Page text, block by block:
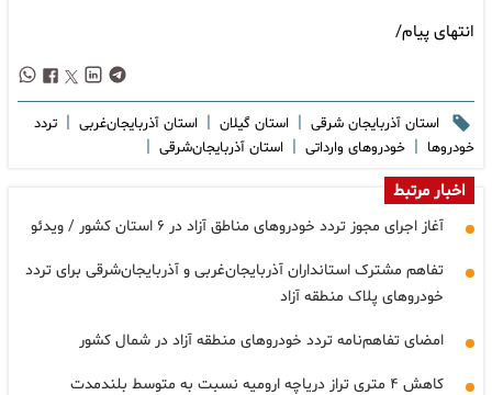
انتهای پیام/
استان آذربایجان شرقی | استان گیلان | استان آذربایجان‌غربی | تردد
خودروها | خودروهای وارداتی | استان آذربایجان‌شرقی |
اخبار مرتبط
آغاز اجرای مجوز تردد خودروهای مناطق آزاد در ۶ استان کشور / ویدئو
تفاهم مشترک استانداران آذربایجان‌غربی و آذربایجان‌شرقی برای تردد
خودروهای پلاک منطقه آزاد
امضای تفاهم‌نامه تردد خودروهای منطقه آزاد در شمال کشور
کاهش ۴ متری تراز دریاچه ارومیه نسبت به متوسط بلندمدت